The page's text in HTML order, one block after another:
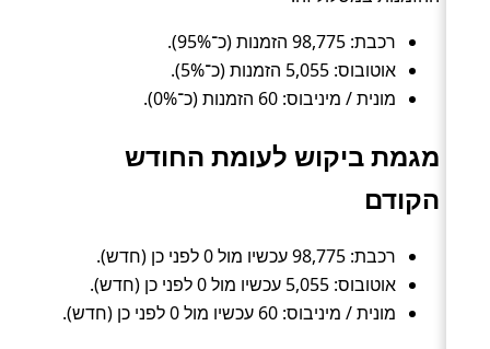
רכבת: 98,775 הזמנות (כ־95%).
אוטובוס: 5,055 הזמנות (כ־5%).
מונית / מיניבוס: 60 הזמנות (כ־0%).
מגמת ביקוש לעומת החודש
הקודם
רכבת: 98,775 עכשיו מול 0 לפני כן (חדש).
אוטובוס: 5,055 עכשיו מול 0 לפני כן (חדש).
מונית / מיניבוס: 60 עכשיו מול 0 לפני כן (חדש).